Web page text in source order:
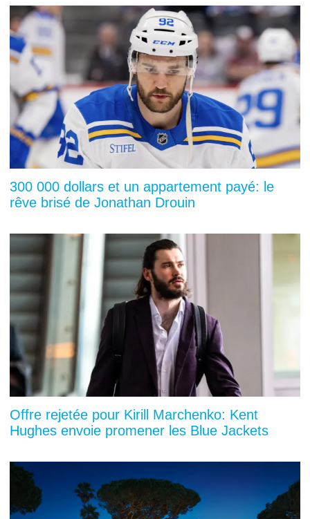
300 000 dollars et un appartement payé: le
rêve brisé de Jonathan Drouin
Offre rejetée pour Kirill Marchenko: Kent
Hughes envoie promener les Blue Jackets